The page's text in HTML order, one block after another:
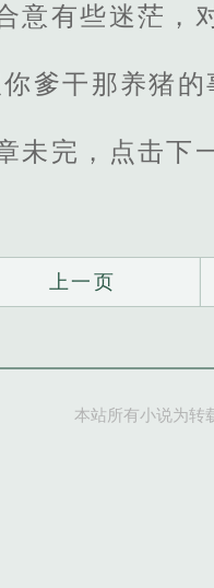
意有些迷茫，
你爹干那养猪
未完，点击下
上一页
本站所有小说为转